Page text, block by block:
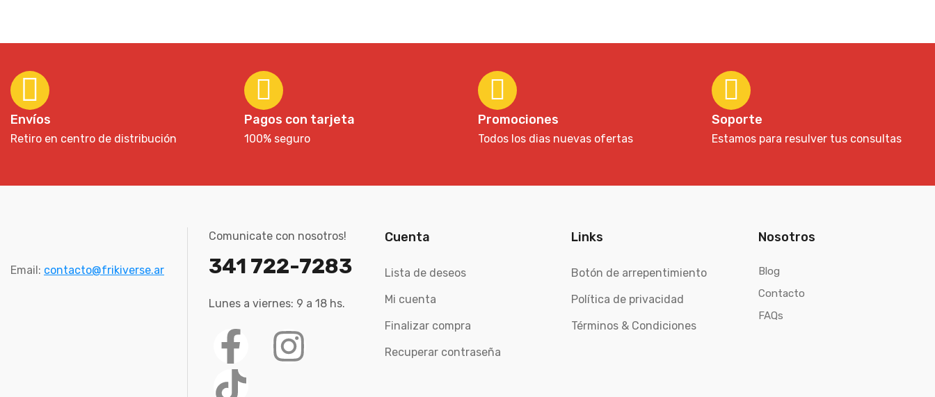
Envíos
Retiro en centro de distribución
Pagos con tarjeta
100% seguro
Promociones
Todos los dias nuevas ofertas
Soporte
Estamos para resulver tus consultas
Email: contacto@frikiverse.ar
Comunicate con nosotros!
341 722-7283
Lunes a viernes: 9 a 18 hs.
Cuenta
Lista de deseos
Mi cuenta
Finalizar compra
Recuperar contraseña
Links
Botón de arrepentimiento
Política de privacidad
Términos & Condiciones
Nosotros
Blog
Contacto
FAQs